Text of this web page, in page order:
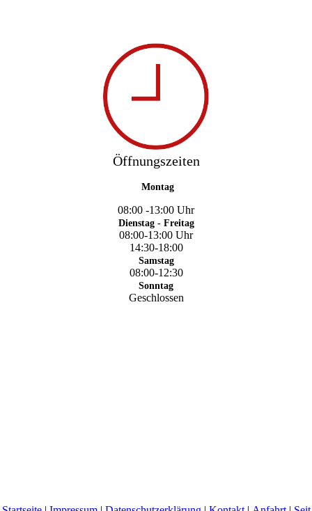
Öffnungszeiten
Montag
08:00 -13:00 Uhr
Dienstag - Freitag
08:00-13:00 Uhr
14:30-18:00
Samstag
08:00-12:30
Sonntag
Geschlossen